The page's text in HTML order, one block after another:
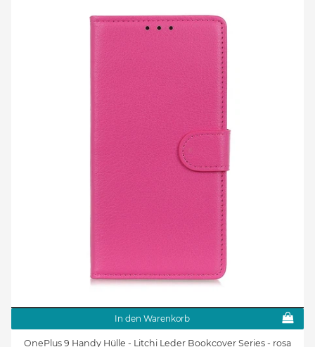
In den Warenkorb
OnePlus 9 Handy Hülle - Litchi Leder Bookcover Series - rosa